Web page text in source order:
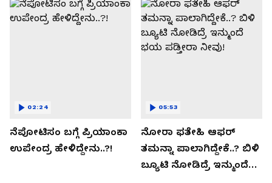
ನೆಪೋಟಿಸಂ ಬಗ್ಗೆ ಪ್ರಿಯಾಂಕಾ
ಉಪೇಂದ್ರ ಹೇಳಿದ್ದೇನು..?!
02:24
ನೋರಾ ಫತೇಹಿ ಆಫರ್​
ತಮನ್ನಾ ಪಾಲಾಗಿದ್ದೇಕೆ..? ಬಿಳಿ
ಬ್ಯೂಟಿ ನೋಡಿದ್ರೆ ಇನ್ಮುಂದೆ
05:53